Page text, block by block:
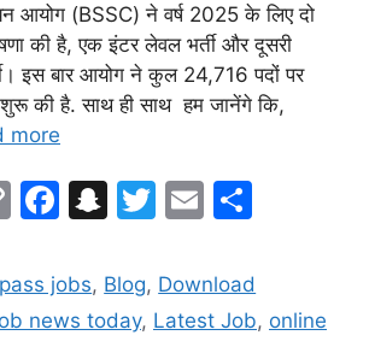
आयोग (BSSC) ने वर्ष 2025 के लिए दो
की है, एक इंटर लेवल भर्ती और दूसरी
इस बार आयोग ने कुल 24,716 पदों पर
शुरू की है. साथ ही साथ हम जानेंगे कि,
more
C
p
y
F
c
e
S
a
p
T
itt
er
E
ai
l
ar
e
jobs, Blog, Download
news today, Latest Job, online